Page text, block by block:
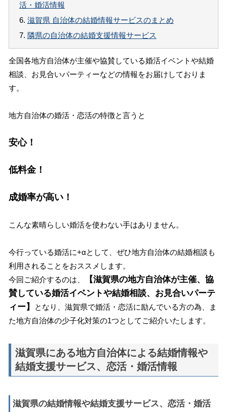
活・婚活情報
6. 滋賀県 自治体の結婚情報サービスのまとめ
7. 隣県の自治体の結婚支援情報サービス
全国各地方自治体が主催や協賛している婚活イベントや結婚
相談、お見合いパーティーなどの情報をお届けしておりま
す。
地方自治体の婚活・恋活の特徴と言うと
安心！
低料金！
成婚率が高い！
こんな素晴らしい婚活を使わない手はありません。
今行っている婚活に+αとして、ぜひ地方自治体の結婚相談も
利用されることをおススメします。
今回ご紹介するのは、
【滋賀県の地方自治体が主催、協
賛している婚活イベントや結婚相談、お見合いパーテ
ィー】
となり、滋賀県で婚活・恋活に励んでいる方の為、ま
た地方自治体の少子化対策の1つとしてご紹介いたします。
滋賀県にある地方自治体による結婚情報や
結婚支援サービス、恋活・婚活情報
滋賀県の結婚情報や結婚支援サービス、恋活・婚活